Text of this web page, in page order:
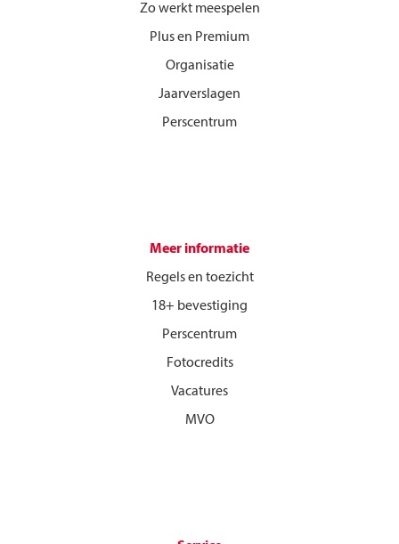
Zo werkt meespelen
Plus en Premium
Organisatie
Jaarverslagen
Perscentrum
Meer informatie
Regels en toezicht
18+ bevestiging
Perscentrum
Fotocredits
Vacatures
MVO